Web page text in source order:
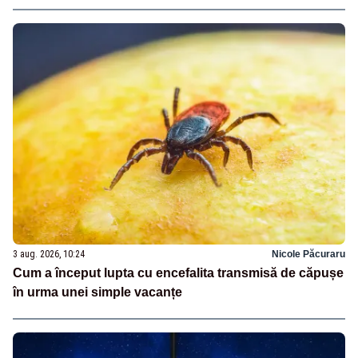
3 aug. 2026, 10:24 Nicole Păcuraru
Cum a început lupta cu encefalita transmisă de căpușe
în urma unei simple vacanțe